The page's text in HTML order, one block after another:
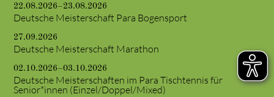
22.08.2026–23.08.2026
Deutsche Meisterschaft Para Bogensport
27.09.2026
Deutsche Meisterschaft Marathon
02.10.2026–03.10.2026
Deutsche Meisterschaften im Para Tischtennis für
Senior*innen (Einzel/Doppel/Mixed)